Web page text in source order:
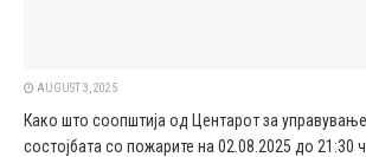
AUGUST 3, 2025
Како што соопштија од Центарот за
состојбата со пожарите на 02.08.2025 до 21:30